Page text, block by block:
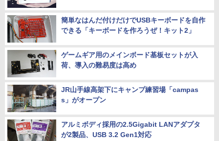
簡単なはんだ付けだけでUSBキーボードを自作
できる「キーボードを作ろうぜ！キット2」
ゲームギア用のメインボード基板セットが入
荷、導入の難易度は高め
JR山手線高架下にキャンプ練習場「campas
s」がオープン
アルミボディ採用の2.5Gigabit LANアダプタ
が2製品、USB 3.2 Gen1対応